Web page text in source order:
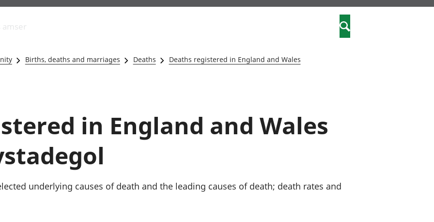
amgylcheddol
Llwodraeth, y sector
Gros
Mynegeion
phrisiau
Buddsoddiadau,
ymddiriedolaethau
Hunaniaeth ddiwylliannol
Addysg a gofal plant
Hamdden a thwristiaeth
Lles
amser Search
Births, deaths and marriages Deaths Deaths registered in England and Wales
in England and Wales
underlying causes of death and the leading causes of death; death rates and